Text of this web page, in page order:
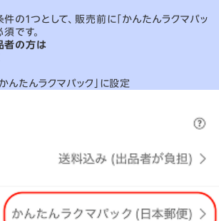
の1つとして、販売前に「かんたんラクマパッ
です。
者の方は
かんたんラクマパック」に設定